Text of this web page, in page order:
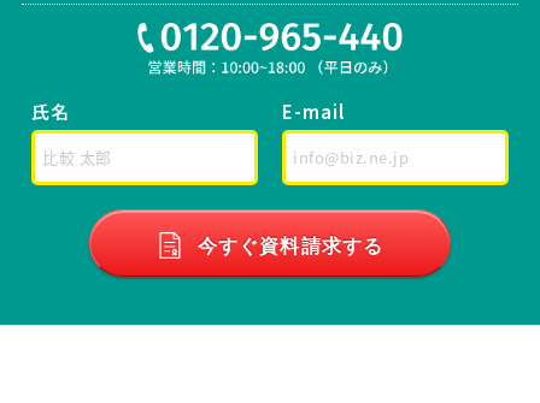
氏名 E-mail
今すぐ資料請求する